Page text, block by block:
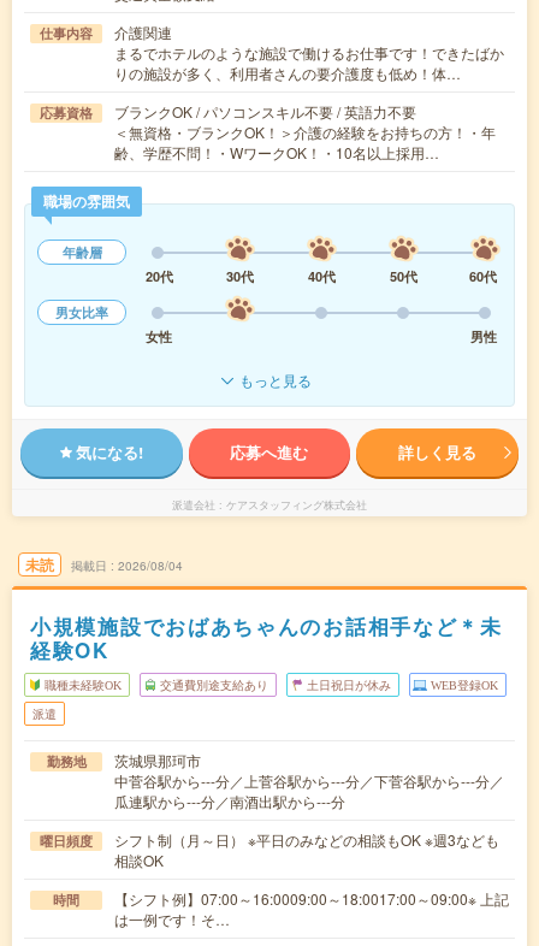
仕事内容
介護関連
まるでホテルのような施設で働けるお仕事です！できたばか
りの施設が多く、利用者さんの要介護度も低め！体…
応募資格
ブランクOK / パソコンスキル不要 / 英語力不要
＜無資格・ブランクOK！＞介護の経験をお持ちの方！・年
齢、学歴不問！・WワークOK！・10名以上採用…
職場の雰囲気
年齢層
20代
30代 40代 50代
60代
男女比率
女性
男性
もっと見る
気になる! 応募へ進む 詳しく見る
派遣会社 ケアスタッフィング株式会社
未読 掲載日 2026/08/04
小規模施設でおばあちゃんのお話相手など＊未
経験OK
職種未経験OK 交通費別途支給あり 土日祝日が休み WEB登録OK
派遣
勤務地
茨城県那珂市
中菅谷駅から---分／上菅谷駅から---分／下菅谷駅から---分／
瓜連駅から---分／南酒出駅から---分
曜日頻度
シフト制（月～日） ※平日のみなどの相談もOK ※週3なども
相談OK
時間
【シフト例】07:00～16:0009:00～18:0017:00～09:00※ 上記
は一例です！そ…